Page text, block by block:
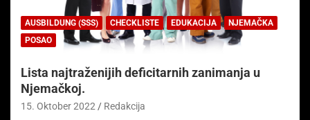
AUSBILDUNG (SSS) CHECKLISTE EDUKACIJA
NJEMAČKA
POSAO
Lista najtraženijih deficitarnih zanimanja u
Njemačkoj.
15. Oktober 2022 Redakcija